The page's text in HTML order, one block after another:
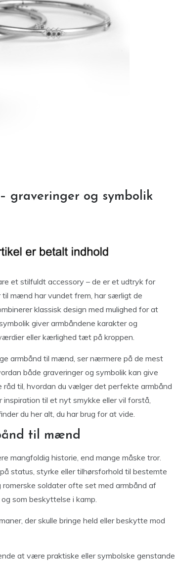
graveringer og symbolik
et stilfuldt accessory – de er et udtryk for
mænd har vundet frem, har særligt de
klassisk design med mulighed for at
giver armbåndene karakter og
eller kærlighed tæt på kroppen.
armbånd til mænd, ser nærmere på de mest
både graveringer og symbolik kan give
til, hvordan du vælger det perfekte armbånd
inspiration til et nyt smykke eller vil forstå,
du her alt, du har brug for at vide.
til mænd
mangfoldig historie, end mange måske tror.
status, styrke eller tilhørsforhold til bestemte
romerske soldater ofte set med armbånd af
som beskyttelse i kamp.
der skulle bringe held eller beskytte mod
at være praktiske eller symbolske genstande